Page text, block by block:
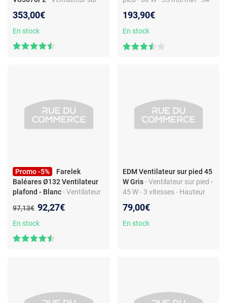
Noir/Gris
353,00€
En stock
193,90€
En stock
Promo -5%
Farelek
Baléares Ø132 Ventilateur
plafond - Blanc- Ventilateur
réversible - Éclairage inclus -
Design élégant
Ancien prix :
97,13€ Nouveau prix :
92,27€
En stock
EDM Ventilateur sur pied 45
W Gris - Ventilateur sur pied -
45 W - 3 vitesses - Hauteur
Silencieux
79,00€
En stock